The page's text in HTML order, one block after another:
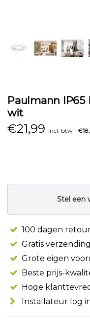
Paulmann
wit
€21,99 Incl. btw
Stel een
100 dagen
Gratis
Grote eigen
Beste prijs-
Hoge
Installateur log